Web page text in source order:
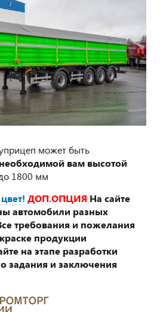
может быть
необходимой вам высотой
1800 мм
ДОП.ОПЦИЯ На сайте
автомобили разных
требования и пожелания
продукции
на этапе разработки
задания и заключения